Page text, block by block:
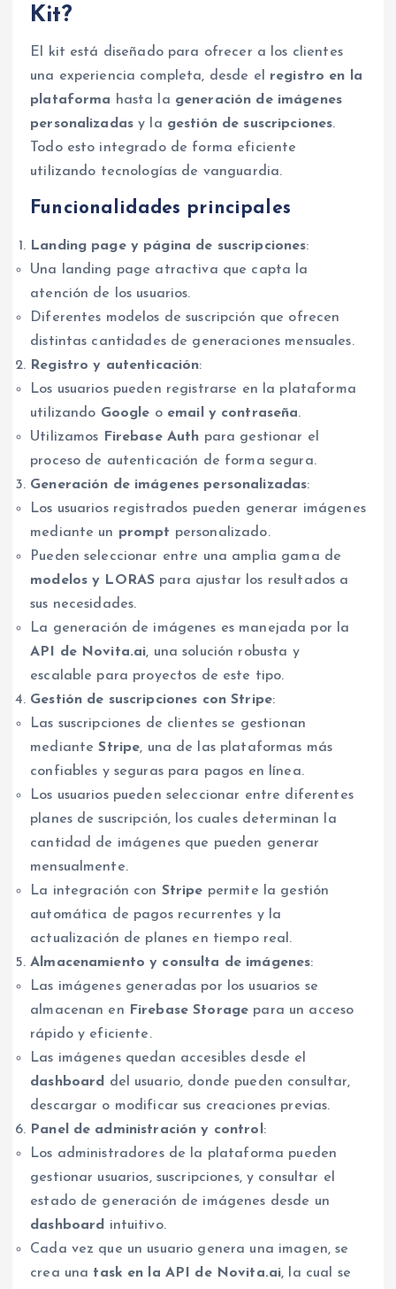
Kit?
El kit está diseñado para ofrecer a los clientes
una experiencia completa, desde el registro en la
plataforma hasta la generación de imágenes
personalizadas y la gestión de suscripciones.
Todo esto integrado de forma eficiente
utilizando tecnologías de vanguardia.
Funcionalidades principales
Landing page y página de suscripciones:
Una landing page atractiva que capta la
atención de los usuarios.
Diferentes modelos de suscripción que ofrecen
distintas cantidades de generaciones mensuales.
Registro y autenticación:
Los usuarios pueden registrarse en la plataforma
utilizando Google o email y contraseña.
Utilizamos
Firebase Auth para gestionar el
proceso de autenticación de forma segura.
Generación de imágenes personalizadas:
Los usuarios registrados pueden generar imágenes
mediante un prompt personalizado.
Pueden seleccionar entre una amplia gama de
modelos y LORAS para ajustar los resultados a
sus necesidades.
La generación de imágenes es manejada por la
API de Novita.ai, una solución robusta y
escalable para proyectos de este tipo.
Gestión de suscripciones con Stripe:
Las suscripciones de clientes se gestionan
medianteStripe, una de las plataformas más
confiables y seguras para pagos en línea.
Los usuarios pueden seleccionar entre diferentes
planes de suscripción, los cuales determinan la
cantidad de imágenes que pueden generar
mensualmente.
La integración con Stripe permite la gestión
automática de pagos recurrentes y la
actualización de planes en tiempo real.
Almacenamiento y consulta de imágenes:
Las imágenes generadas por los usuarios se
almacenan en
Firebase Storage para un acceso
rápido y eficiente.
Las imágenes quedan accesibles desde el
dashboard
del usuario, donde pueden consultar,
descargar o modificar sus creaciones previas.
Panel de administración y control :
Los administradores de la plataforma pueden
gestionar usuarios, suscripciones, y consultar el
estado de generación de imágenes desde un
dashboard
intuitivo.
Cada vez que un usuario genera una imagen, se
crea una task en la API de Novita.ai, la cual se